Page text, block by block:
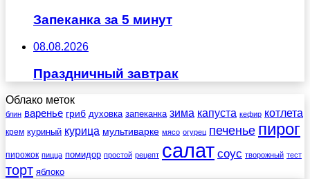
Запеканка за 5 минут
08.08.2026
Праздничный завтрак
Облако меток
блин варенье гриб духовка запеканка зима капуста кефир котлета
крем куриный курица мультиварке мясо огурец печенье пирог
пирожок пицца помидор простой рецепт салат соус творожный тест
торт яблоко